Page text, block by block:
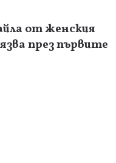
от женския
през първите